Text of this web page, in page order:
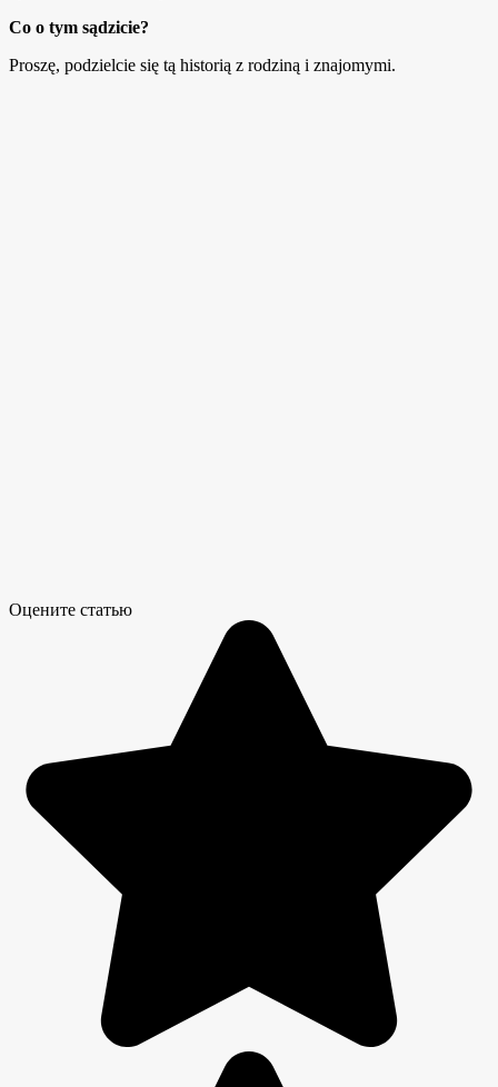
Co o tym sądzicie?
Proszę, podzielcie się tą historią z rodziną i znajomymi.
Оцените статью